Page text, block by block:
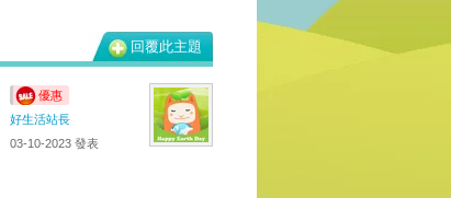
回覆此主題
優惠
好生活站長
03-10-2023 發表